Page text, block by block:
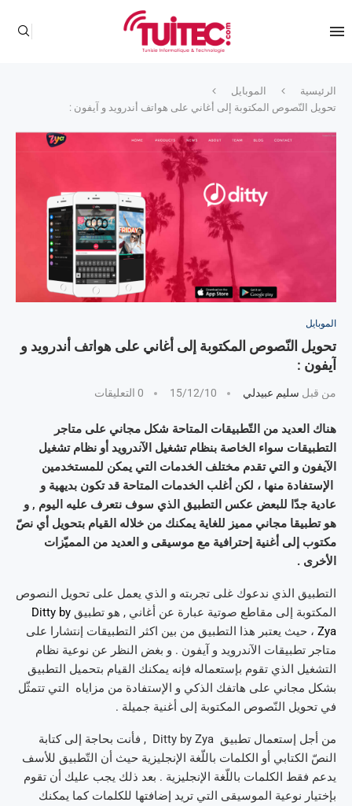
الرئيسية
الموبايل
تحويل النّصوص المكتوبة إلى أغاني على هواتف أندرويد و آيفون :
الموبايل
تحويل النّصوص المكتوبة إلى أغاني على هواتف أندرويد و
آيفون :
من قبل سليم عبيدلي 15/12/10 0 التعليقات
هناك العديد من التّطبيقات المتاحة شكل مجاني على متاجر
التطبيقات سواء الخاصة بنظام تشغيل الآندرويد أو نظام تشغيل
الآيفون و التي تقدم مختلف الخدمات التي يمكن للمستخدمين
الإستفادة منها ، لكن أغلب الخدمات المتاحة قد تكون بديهية و
عادية جدّا للبعض عكس التطبيق الذي سوف نتعرف عليه اليوم , و
هو تطبيقا مجاني مميز للغاية يمكنك من خلاله القيام بتحويل أي نصّ
مكتوب إلى أغنية إحترافية مع موسيقى و العديد من المميّزات
الأخرى .
التطبيق الذي ندعوك غلى تجربته و الذي يعمل على تحويل النصوص
المكتوبة إلى مقاطع صوتية عبارة عن أغاني , هو تطبيق Ditty by
Zya ، حيث يعتبر هذا التطبيق من بين اكثر التطبيقات إنتشارا على
متاجر تطبيقات الآندرويد و آيفون . و بغض النظر عن نوعية نظام
التشغيل الذي تقوم بإستعماله فإنه يمكنك القيام بتحميل التطبيق
بشكل مجاني على هاتفك الذكي و الإستفادة من مزاياه التي تتمثّل
في تحويل النّصوص المكتوبة إلى أغنية جميلة .
من أجل إستعمال تطبيق Ditty by Zya , فأنت بحاجة إلى كتابة
النصّ الكتابي أو الكلمات باللّغة الإنجليزية حيث أن التّطبيق للأسف
يدعم فقط الكلمات باللّغة الإنجليزية . بعد ذلك يجب عليك أن تقوم
بإختيار نوعية الموسيقى التي تريد إضافتها للكلمات كما يمكنك